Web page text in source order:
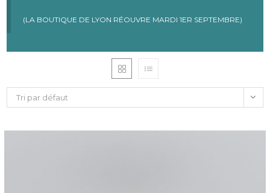
(LA BOUTIQUE DE LYON RÉOUVRE MARDI 1ER SEPTEMBRE)
Tri par défaut